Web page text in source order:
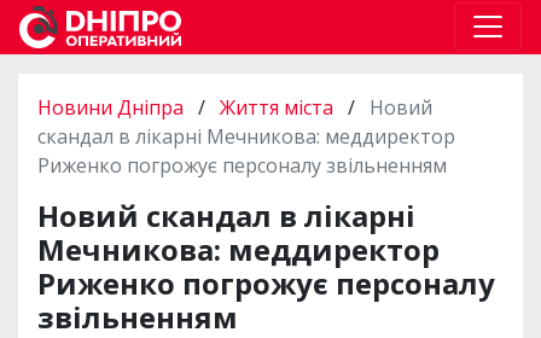
Новини Дніпра / Життя міста / Новий
скандал в лікарні Мечникова: меддиректор
Риженко погрожує персоналу звільненням
Новий скандал в лікарні
Мечникова: меддиректор
Риженко погрожує персоналу
звільненням